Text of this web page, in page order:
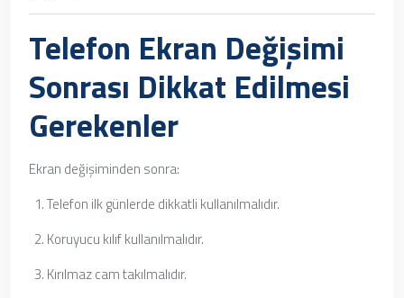
Telefon Ekran Değişimi
Sonrası Dikkat Edilmesi
Gerekenler
Ekran değişiminden sonra:
Telefon ilk günlerde dikkatli kullanılmalıdır.
Koruyucu kılıf kullanılmalıdır.
Kırılmaz cam takılmalıdır.